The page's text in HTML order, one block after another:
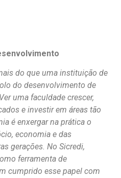
do que uma instituição de
do desenvolvimento de
uma faculdade crescer,
e investir em áreas tão
é enxergar na prática o
economia e das
gerações. No Sicredi,
ferramenta de
cumprido esse papel com